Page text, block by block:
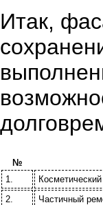
Итак,
№
1.
2.
Частичный